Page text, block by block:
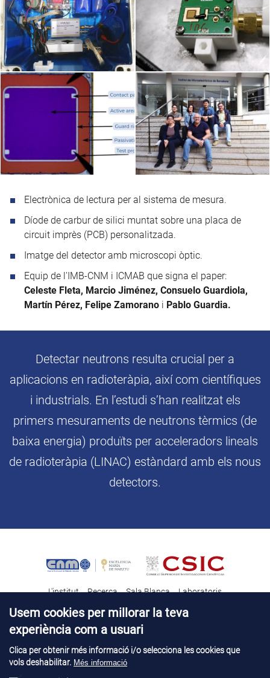
Electrònica de lectura per al sistema de mesura.
Díode de carbur de silici muntat sobre una placa de
circuit imprès (PCB) personalitzada.
Imatge del detector amb microscopi òptic.
Equip de l'IMB-CNM i ICMAB que signa el paper:
Celeste Fleta, Marcio Jiménez, Consuelo Guardiola,
Martín Pérez, Felipe Zamorano i Pablo Guardia.
Detectar neutrons resulta crucial per a
aplicacions en radioteràpia, així com científiques
i industrials. En l’estudi s’han realitzat els
primers mesuraments de neutrons tèrmics (de
baixa energia) produïts per acceleradors lineals
de radioteràpia (LINAC) estàndard amb els nous
detectors.
L'institut Recerca Sala Blanca
Laboratoris
Transferència tecnològica
Notícies & Divulgació
Contacte Talent
Avís legal Perfil del contractant
Usem cookies per millorar la teva
experiència com a usuari
Clica per obtenir més informació i/o selecciona les cookies que
vols deshabilitar. Més informació